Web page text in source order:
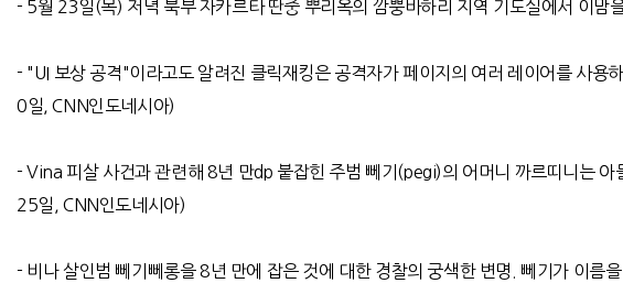
- 5월 23일(목) 저녁 북부 자카르타 딴중 뿌리옥의 깜뿡바하리 지역 기도실에서 이
- "UI 보상 공격"이라고도 알려진 클릭재킹은 공격자가 페이지의 여러 레이어를 사용
0일, CNN인도네시아)
- Vina 피살 사건과 관련해 8년 만dp 붙잡힌 주범 뻬기 (pegi)의 어머니 까르띠니는 아
25일, CNN인도네시아)
- 비나 살인범 뻬기뻬롱을 8년 만에 잡은 것에 대한 경찰의 궁색한 변명. 뻬기가 이름